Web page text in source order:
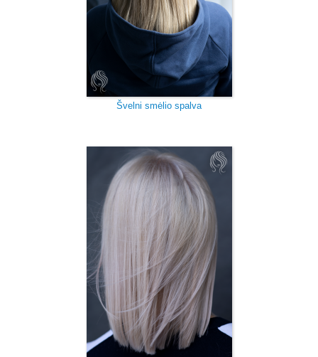
Švelni smėlio spalva